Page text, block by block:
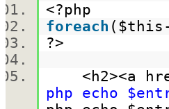
<?php
foreach ( $this
?>
<h2><a
php echo